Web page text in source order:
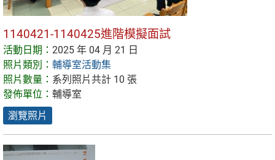
1140421-1140425進階模擬面試
活動日期： 2025 年 04 月 21 日
照片類別： 輔導室活動集
照片數量： 系列照片共計 10 張
發佈單位： 輔導室
瀏覽照片